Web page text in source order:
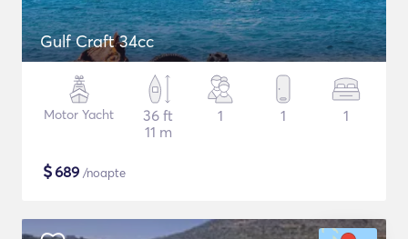
Gulf Craft 34cc
Motor Yacht
36 ft
11 m
1 1 1
$689 /noapte